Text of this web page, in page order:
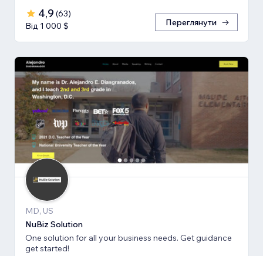
4,9 (63)
Від 1 000 $
Переглянути
MD, US
NuBiz Solution
One solution for all your business needs. Get guidance
get started!